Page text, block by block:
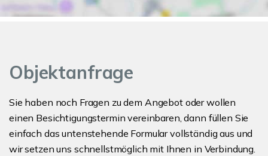
Objektanfrage
Sie haben noch Fragen zu dem Angebot oder wollen
einen Besichtigungstermin vereinbaren, dann füllen Sie
einfach das untenstehende Formular vollständig aus und
wir setzen uns schnellstmöglich mit Ihnen in Verbindung.